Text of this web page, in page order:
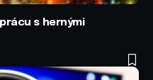
s hernými